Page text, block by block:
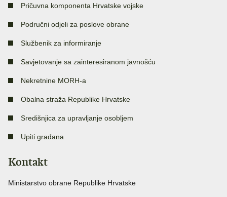
Pričuvna komponenta Hrvatske vojske
Područni odjeli za poslove obrane
Službenik za informiranje
Savjetovanje sa zainteresiranom javnošću
Nekretnine MORH-a
Obalna straža Republike Hrvatske
Središnjica za upravljanje osobljem
Upiti građana
Kontakt
Ministarstvo obrane Republike Hrvatske